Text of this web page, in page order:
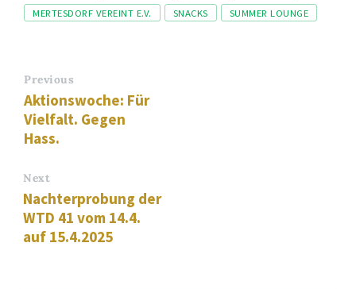
MERTESDORF VEREINT E.V.
SNACKS SUMMER LOUNGE
Previous
Aktionswoche: Für
Vielfalt. Gegen
Hass.
Next
Nachterprobung der
WTD 41 vom 14.4.
auf 15.4.2025